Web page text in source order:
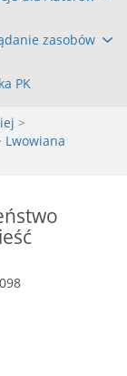
zasobów
PK
>
Lwowiana